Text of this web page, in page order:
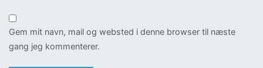
Gem mit navn, mail og websted i denne browser til næste
gang jeg kommenterer.